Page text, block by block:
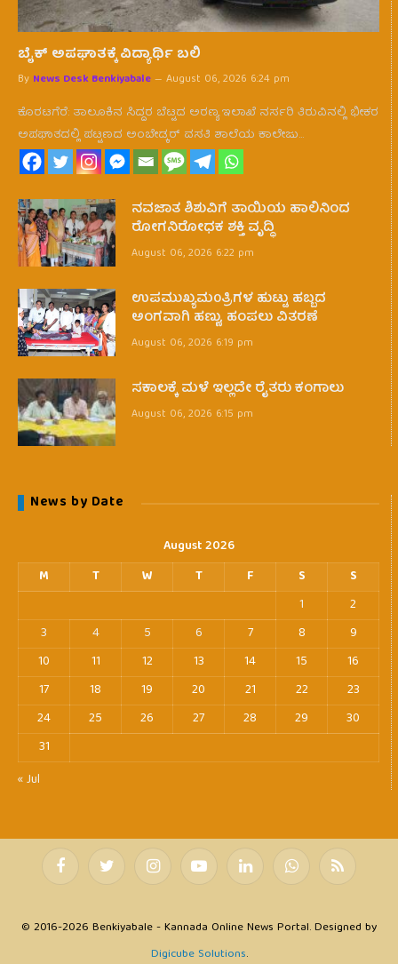
ಬೈಕ್ ಅಪಘಾತಕ್ಕೆ ವಿದ್ಯಾರ್ಥಿ ಬಲಿ
By News Desk Benkiyabale August 06, 2026 6:24 pm
ಕೊರಟಗೆರೆ: ತಾಲೂಕಿನ ಸಿದ್ದರ ಬೆಟ್ಟದ ಅರಣ್ಯ ಇಲಾಖೆ ನರ್ಸರಿ ತಿರುವಿನಲ್ಲಿ ಭೀಕರ
ಅಪಘಾತದಲ್ಲಿ ಪಟ್ಟಣದ ಅಂಬೇಡ್ಕರ್ ವಸತಿ ಶಾಲೆಯ ಕಾಲೇಜು…
ನವಜಾತ ಶಿಶುವಿಗೆ ತಾಯಿಯ ಹಾಲಿನಿಂದ
ರೋಗನಿರೋಧಕ ಶಕ್ತಿ ವೃದ್ಧಿ
August 06, 2026 6:22 pm
ಉಪಮುಖ್ಯಮ0ತ್ರಿಗಳ ಹುಟ್ಟು ಹಬ್ಬದ
ಅಂಗವಾಗಿ ಹಣ್ಣು, ಹಂಪಲು ವಿತರಣೆ
August 06, 2026 6:19 pm
ಸಕಾಲಕ್ಕೆ ಮಳೆ ಇಲ್ಲದೇ ರೈತರು ಕಂಗಾಲು
August 06, 2026 6:15 pm
News by Date
August 2026
M
T W T F S
S
1
2
3
4 5 6 7 8
9
10
11 12 13 14 15
16
17
18 19 20 21 22
23
24
25 26 27 28 29
30
31
« Jul
FacebookTwitter InstagramYouTubeLinkedIn WhatsAppRSS
© 2016-2026 Benkiyabale - Kannada Online News Portal. Designed by
Digicube Solutions.